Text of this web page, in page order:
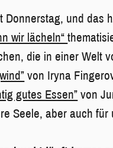
Donnerstag, und das
wir lächeln“
die in einer Welt
von Iryna
gutes Essen” von
Seele, aber auch für